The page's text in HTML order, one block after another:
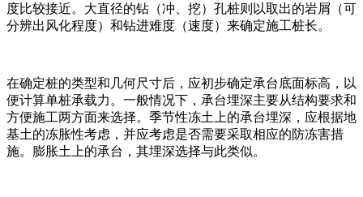
度比较接近。大直径的钻（冲、挖）孔桩则以取出的岩屑（可
分辨出风化程度）和钻进难度（速度）来确定施工桩长。
在确定桩的类型和几何尺寸后，应初步确定承台底面标高，以
便计算单桩承载力。一般情况下，承台埋深主要从结构要求和
方便施工两方面来选择。季节性冻土上的承台埋深，应根据地
基土的冻胀性考虑，并应考虑是否需要采取相应的防冻害措
施。膨胀土上的承台，其埋深选择与此类似。